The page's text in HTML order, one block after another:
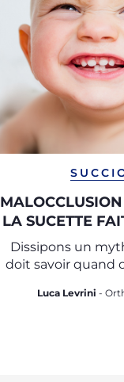
LA SUCETTE
AUX
Dissipons un
doit savoir quand
Luca Levrini -